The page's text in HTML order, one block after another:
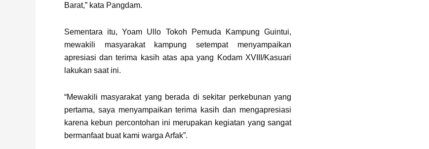
Barat,” kata Pangdam.
Sementara itu, Yoam Ullo Tokoh Pemuda Kampung Guintui,
mewakili masyarakat kampung setempat menyampaikan
apresiasi dan terima kasih atas apa yang Kodam XVIII/Kasuari
lakukan saat ini.
“Mewakili masyarakat yang berada di sekitar perkebunan yang
pertama, saya menyampaikan terima kasih dan mengapresiasi
karena kebun percontohan ini merupakan kegiatan yang sangat
bermanfaat buat kami warga Arfak”.